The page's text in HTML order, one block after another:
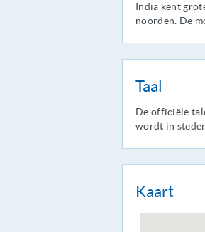
India kent
noorden. De
Taal
De officiële
wordt in
Kaart